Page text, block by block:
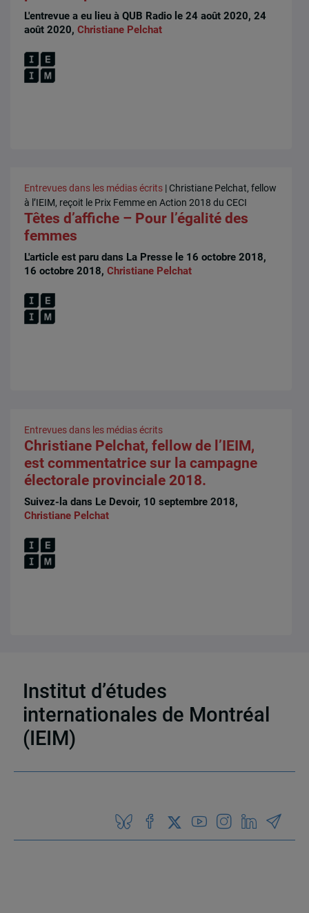
L'entrevue a eu lieu à QUB Radio le 24 août 2020, 24
août 2020,Christiane Pelchat
Entrevues dans les médias écrits | Christiane Pelchat, fellow
à l’IEIM, reçoit le Prix Femme en Action 2018 du CECI
Têtes d’affiche – Pour l’égalité des
femmes
L'article est paru dans La Presse le 16 octobre 2018,
16 octobre 2018,Christiane Pelchat
Entrevues dans les médias écrits
Christiane Pelchat, fellow de l’IEIM,
est commentatrice sur la campagne
électorale provinciale 2018.
Suivez-la dans Le Devoir, 10 septembre 2018,
Christiane Pelchat
12 résultats
Institut d’études
internationales de Montréal
(IEIM)